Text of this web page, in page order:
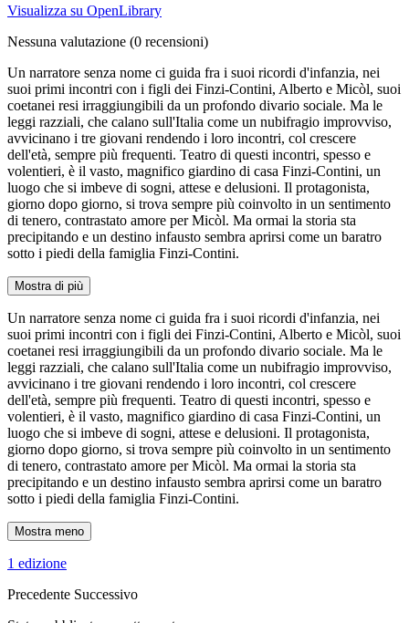
Visualizza su OpenLibrary
Nessuna valutazione (0 recensioni)
Un narratore senza nome ci guida fra i suoi ricordi d'infanzia, nei
suoi primi incontri con i figli dei Finzi-Contini, Alberto e Micòl, suoi
coetanei resi irraggiungibili da un profondo divario sociale. Ma le
leggi razziali, che calano sull'Italia come un nubifragio improvviso,
avvicinano i tre giovani rendendo i loro incontri, col crescere
dell'età, sempre più frequenti. Teatro di questi incontri, spesso e
volentieri, è il vasto, magnifico giardino di casa Finzi-Contini, un
luogo che si imbeve di sogni, attese e delusioni. Il protagonista,
giorno dopo giorno, si trova sempre più coinvolto in un sentimento
di tenero, contrastato amore per Micòl. Ma ormai la storia sta
precipitando e un destino infausto sembra aprirsi come un baratro
sotto i piedi della famiglia Finzi-Contini.
Mostra di più
Un narratore senza nome ci guida fra i suoi ricordi d'infanzia, nei
suoi primi incontri con i figli dei Finzi-Contini, Alberto e Micòl, suoi
coetanei resi irraggiungibili da un profondo divario sociale. Ma le
leggi razziali, che calano sull'Italia come un nubifragio improvviso,
avvicinano i tre giovani rendendo i loro incontri, col crescere
dell'età, sempre più frequenti. Teatro di questi incontri, spesso e
volentieri, è il vasto, magnifico giardino di casa Finzi-Contini, un
luogo che si imbeve di sogni, attese e delusioni. Il protagonista,
giorno dopo giorno, si trova sempre più coinvolto in un sentimento
di tenero, contrastato amore per Micòl. Ma ormai la storia sta
precipitando e un destino infausto sembra aprirsi come un baratro
sotto i piedi della famiglia Finzi-Contini.
Mostra meno
1 edizione
Precedente Successivo